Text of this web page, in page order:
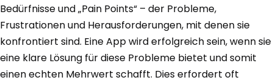
Bedürfnisse und „Pain Points“ – der Probleme,
Frustrationen und Herausforderungen, mit denen sie
konfrontiert sind. Eine App wird erfolgreich sein, wenn sie
eine klare Lösung für diese Probleme bietet und somit
einen echten Mehrwert schafft. Dies erfordert oft